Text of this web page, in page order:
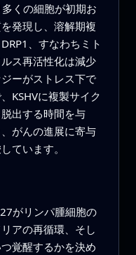
くの細胞が初期お
発現し、溶解期複
、すなわちミト
ス再活性化は減少
ーがストレス下で
KSHVに複製サイク
出する時間を与
がんの進展に寄与
ています。
がリンパ腫細胞の
アの再循環、そし
覚醒するかを決め